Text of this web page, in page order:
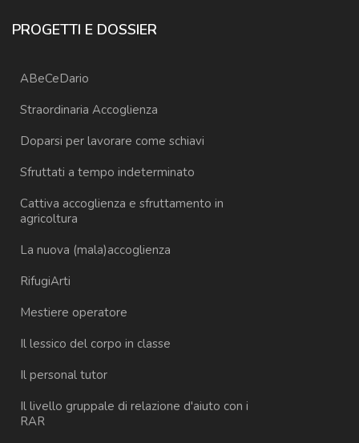
PROGETTI E DOSSIER
ABeCeDario
Straordinaria Accoglienza
Doparsi per lavorare come schiavi
Sfruttati a tempo indeterminato
Cattiva accoglienza e sfruttamento in
agricoltura
La nuova (mala)accoglienza
RifugiArti
Mestiere operatore
Il lessico del corpo in classe
Il personal tutor
Il livello gruppale di relazione d'aiuto con i
RAR